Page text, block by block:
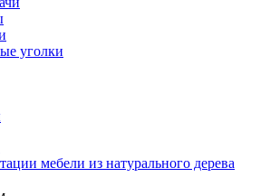
уголки
мебели из натурального дерева